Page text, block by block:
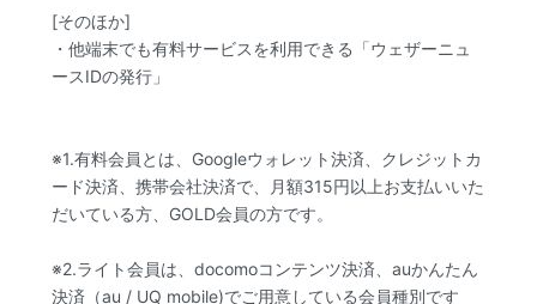
[そのほか]
・他端末でも有料サービスを利用できる「ウェザーニュ
ースIDの発行」
※1.有料会員とは、Googleウォレット決済、クレジットカ
ード決済、携帯会社決済で、月額315円以上お支払いいた
だいている方、GOLD会員の方です。
※2.ライト会員は、docomoコンテンツ決済、auかんたん
決済（au / UQ mobile)でご用意している会員種別です